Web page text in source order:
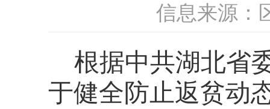
信息来源：
根据中共湖北省
于健全防止返贫动